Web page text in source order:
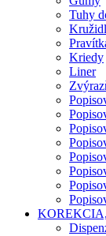
Tuhy
Kriedy
Liner